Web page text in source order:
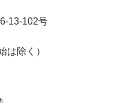
13-102号
は除く）